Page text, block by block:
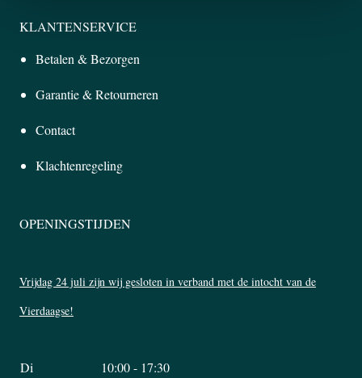
KLANTENSERVICE
Betalen & Bezorgen
Garantie & Retourneren
Contact
Klachtenregeling
OPENINGSTIJDEN
Vrijdag 24 juli zijn wij gesloten in verband met de intocht van de
Vierdaagse!
Di
10:00 - 17:30